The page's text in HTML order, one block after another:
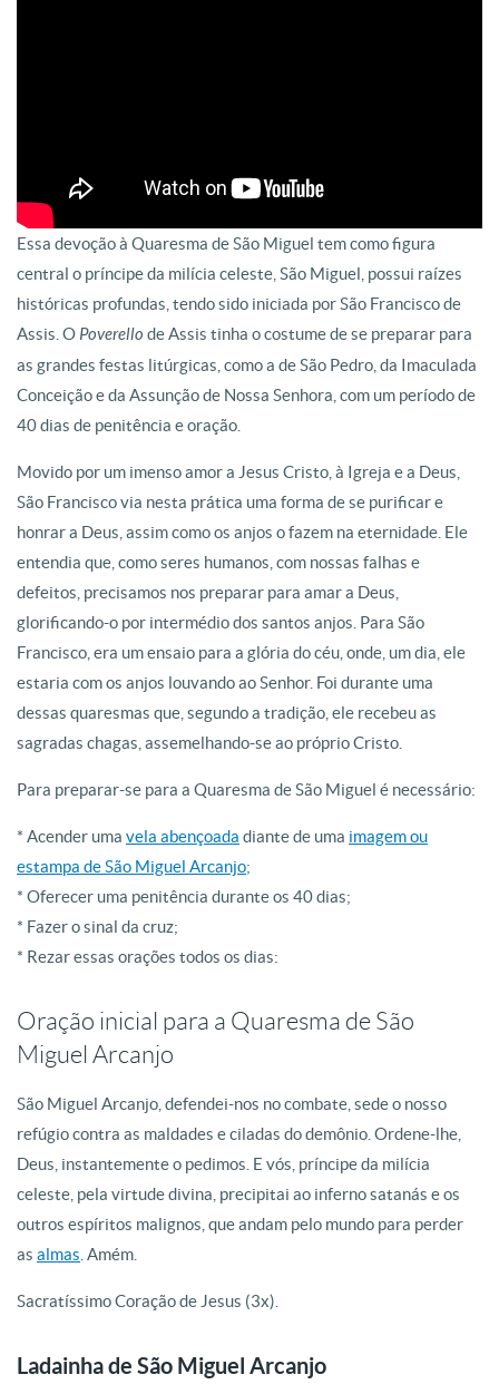
Essa devoção à Quaresma de São Miguel tem como figura
central o príncipe da milícia celeste, São Miguel, possui raízes
históricas profundas, tendo sido iniciada por São Francisco de
Assis. O Poverello de Assis tinha o costume de se preparar para
as grandes festas litúrgicas, como a de São Pedro, da Imaculada
Conceição e da Assunção de Nossa Senhora, com um período de
40 dias de penitência e oração.
Movido por um imenso amor a Jesus Cristo, à Igreja e a Deus,
São Francisco via nesta prática uma forma de se purificar e
honrar a Deus, assim como os anjos o fazem na eternidade. Ele
entendia que, como seres humanos, com nossas falhas e
defeitos, precisamos nos preparar para amar a Deus,
glorificando-o por intermédio dos santos anjos. Para São
Francisco, era um ensaio para a glória do céu, onde, um dia, ele
estaria com os anjos louvando ao Senhor. Foi durante uma
dessas quaresmas que, segundo a tradição, ele recebeu as
sagradas chagas, assemelhando-se ao próprio Cristo.
Para preparar-se para a Quaresma de São Miguel é necessário:
* Acender uma vela abençoada diante de uma imagem ou
estampa de São Miguel Arcanjo;
* Oferecer uma penitência durante os 40 dias;
* Fazer o sinal da cruz;
* Rezar essas orações todos os dias:
Oração inicial para a Quaresma de São
Miguel Arcanjo
São Miguel Arcanjo, defendei-nos no combate, sede o nosso
refúgio contra as maldades e ciladas do demônio. Ordene-lhe,
Deus, instantemente o pedimos. E vós, príncipe da milícia
celeste, pela virtude divina, precipitai ao inferno satanás e os
outros espíritos malignos, que andam pelo mundo para perder
as almas . Amém.
Sacratíssimo Coração de Jesus (3x).
Ladainha de São Miguel Arcanjo